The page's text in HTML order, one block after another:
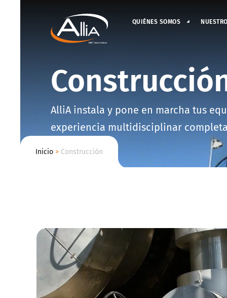
QUIÉNES SOMOS
AlliA instala y pone en marcha tus
experiencia multidisciplinar
Inicio > Construcción